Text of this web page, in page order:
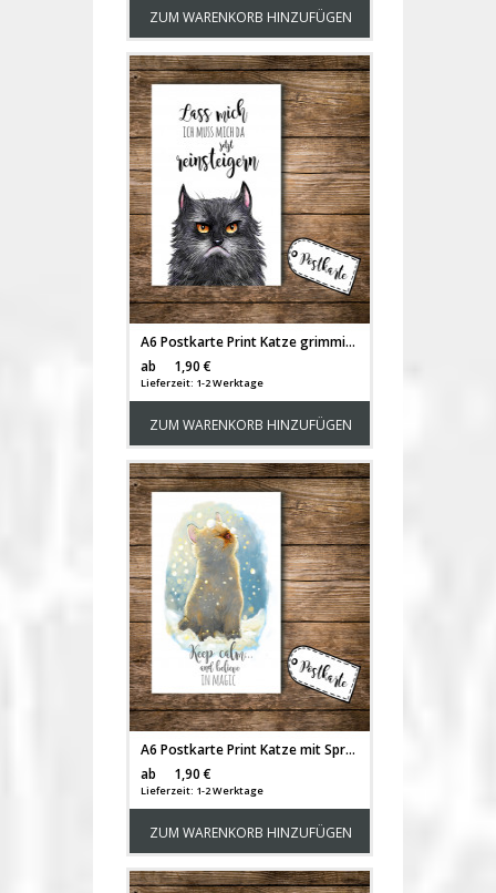
ZUM WARENKORB HINZUFÜGEN
A6 Postkarte Print Katze grimmige Katze GRUMPY mit Spruch lass mich... pk099
ab
1,90 €
Lieferzeit: 1-2 Werktage
ZUM WARENKORB HINZUFÜGEN
A6 Postkarte Print Katze mit Spruch keep calm and believe in magic pk098
ab
1,90 €
Lieferzeit: 1-2 Werktage
ZUM WARENKORB HINZUFÜGEN